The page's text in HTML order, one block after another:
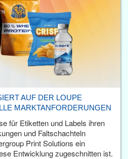
AUF DER LOUPE
MARKTANFORDERUNGEN
für Etiketten und Labels ihren
und Faltschachteln
Print Solutions ein
Entwicklung zugeschnitten ist.